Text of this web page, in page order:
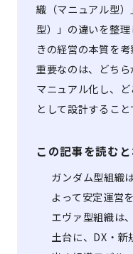
織（マニュアル型
型）」の違いを整
きの経営の本質を考
重要なのは、どち
マニュアル化し、
として設計すること
この記事を読む
ガンダム型組織
よって安定運営
エヴァ型組織は
土台に、DX・